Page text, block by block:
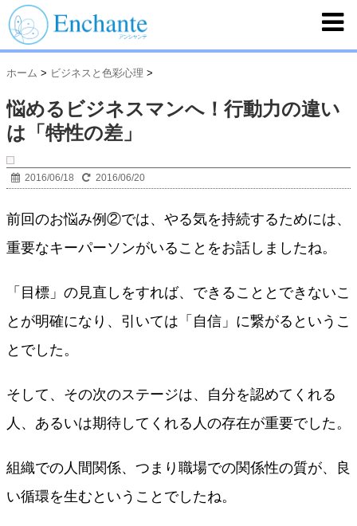
ホーム > ビジネスと色彩心理 >
悩めるビジネスマンへ！行動力の違い
は「特性の差」
2016/06/18 2016/06/20
前回のお悩み例②では、やる気を持続するためには、
重要なキーパーソンがいることをお話しましたね。
「目標」の見直しをすれば、できることとできないこ
とが明確になり、引いては「自信」に繋がるというこ
とでした。
そして、その次のステージは、自分を認めてくれる
人、あるいは期待してくれる人の存在が重要でした。
組織での人間関係、つまり職場での関係性の質が、良
い循環を生むということでしたね。